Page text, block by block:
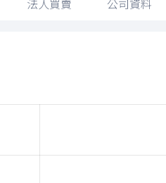
法人買賣 公司資料